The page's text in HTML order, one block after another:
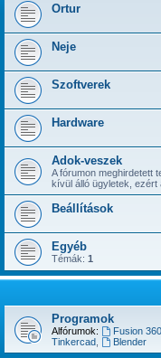
Ortur
Neje
Szoftverek
Hardware
Adok-veszek
A fórumon meghirdetett
kívül álló ügyletek, ezért
Beállítások
Egyéb
Témák: 1
Programok
Alfórumok: Fusion 360
Tinkercad
Blender